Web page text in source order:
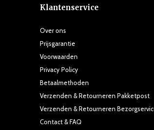
Klantenservice
Over ons
Prijsgarantie
Voorwaarden
Privacy Policy
Betaalmethoden
Verzenden & Retourneren Pakketpost
Verzenden & Retourneren
Contact & FAQ